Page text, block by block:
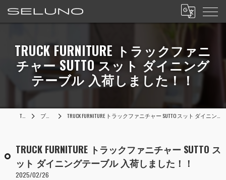
TRUCK FURNITURE トラックファニ
チャー SUTTO スット ダイニング
テーブル 入荷しました！！
TOP ブログ TRUCK FURNITURE トラックファニチャー SUTTO スット ダイニングテーブル 入荷しました！！
TRUCK FURNITURE トラックファニチャー SUTTO ス
ット ダイニングテーブル 入荷しました！！
2025/02/26